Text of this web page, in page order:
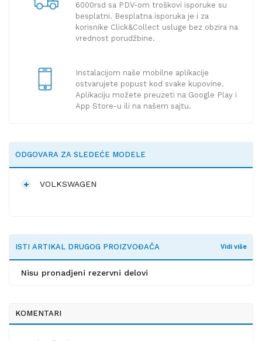
6000rsd sa PDV-om troškovi isporuke su
besplatni. Besplatna isporuka je i za
korisnike Click&Collect usluge bez obzira na
vrednost porudžbine.
Instalacijom naše mobilne aplikacije
ostvarujete popust kod svake kupovine.
Aplikaciju možete preuzeti na Google Play i
App Store-u ili na našem sajtu.
ODGOVARA ZA SLEDEĆE MODELE
VOLKSWAGEN
ISTI ARTIKAL DRUGOG PROIZVOĐAČA Vidi više
Nisu pronadjeni rezervni delovi
KOMENTARI